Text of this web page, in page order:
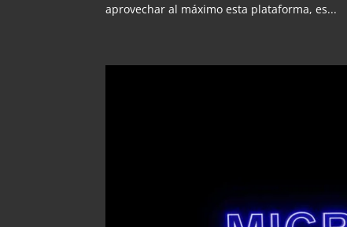
aprovechar al máximo esta plataforma, es...